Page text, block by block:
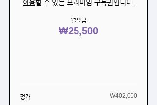
이용할 수 있는 프리미엄 구독권입니다.
월요금
₩25,500
​정가 ₩402,000